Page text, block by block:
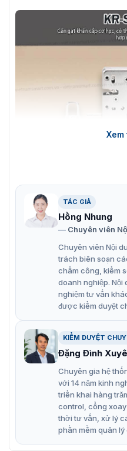
Đặc điểm hoạt
S99N
Điều khiển bằng điện
Vỏ khóa được làm từ
chịu lực: 240 kg
Xử lý bề mặt ba lần:
Công tắc thám tử siêu
tuổi thọ 500.000 lần
Cần gạt khẩn cấp cơ
trong trường hợp mất
Thảm cao su im lặng
Cần đẩy giúp đẩy cửa
Xem
TÁC GIẢ
Hồng Nhung
Chuyên viên
Chuyên viên Nội
trách biên soạn
chấm công, kiểm
doanh nghiệp.
nghiệm tư vấn
được kiểm duyệt
KIỂM DUYỆT
Đặng Đình
Chuyên gia hệ
với 14 năm kinh
triển khai hàng
control, cổng
thời tư vấn, xử lý
phần mềm quản lý